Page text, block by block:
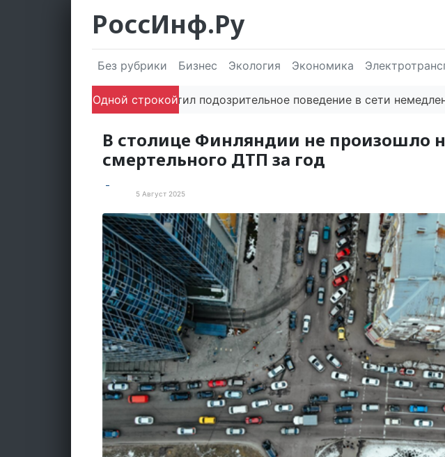
РоссИнф.Ру
Без рубрики Бизнес Экология Экономика
Одной строкой
Если заметил подозрительное поведение в сети немедленно
В столице Финляндии не произошло
смертельного ДТП за год
5 Август 2025